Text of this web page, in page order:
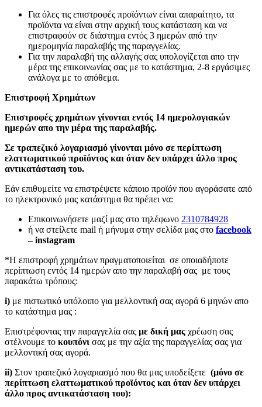
Για όλες τις επιστροφές προϊόντων είναι απαραίτητο, τα
προϊόντα να είναι στην αρχική τους κατάσταση και να
επιστραφούν σε διάστημα εντός 3 ημερών από την
ημερομηνία παραλαβής της παραγγελίας.
Για την παραλαβή της αλλαγής σας υπολογίζεται απο την
μέρα της επικοινωνίας σας με το κατάστημα, 2-8 εργάσιμες
ανάλογα με το απόθεμα.
Επιστροφή Χρημάτων
Επιστροφές χρημάτων γίνονται εντός 14 ημερολογιακών
ημερών απο την μέρα της παραλαβής.
Σε τραπεζικό λογαριασμό γίνονται μόνο σε περίπτωση
ελαττωματικού προϊόντος και όταν δεν υπάρχει άλλο προς
αντικατάσταση του.
Εάν επιθυμείτε να επιστρέψετε κάποιο προϊόν που αγοράσατε από
το ηλεκτρονικό μας κατάστημα θα πρέπει να:
Επικοινωνήσετε μαζί μας στο τηλέφωνο 2310784928
ή να στείλετε mail ή μήνυμα στην σελίδα μας στο facebook
– instagram
*Η επιστροφή χρημάτων πραγματοποιείται σε οποιαδήποτε
περίπτωση εντός 14 ημερών απο την παραλαβή σας με τους
παρακάτω τρόπους:
i) με πιστωτικό υπόλοιπο για μελλοντική σας αγορά 6 μηνών απο
το κατάστημα μας :
Επιστρέφοντας την παραγγελία σας με δική μας χρέωση σας
στέλνουμε το κουπόνι σας με την αξία της παραγγελίας σας για
μελλοντική σας αγορά.
ii) Στον τραπεζικό λογαριασμό που θα μας υποδείξετε (μόνο σε
περίπτωση ελαττωματικού προϊόντος και όταν δεν υπάρχει
άλλο προς αντικατάσταση του):